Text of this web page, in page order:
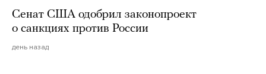
Сенат США одобрил законопроект
о санкциях против России
день назад